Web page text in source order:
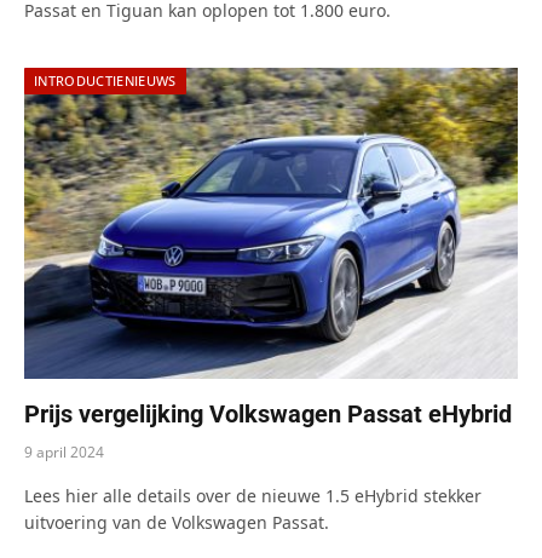
Passat en Tiguan kan oplopen tot 1.800 euro.
INTRODUCTIENIEUWS
Prijs vergelijking Volkswagen Passat eHybrid
9 april 2024
Lees hier alle details over de nieuwe 1.5 eHybrid stekker
uitvoering van de Volkswagen Passat.